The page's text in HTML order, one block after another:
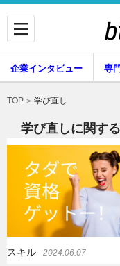
企業インタビュー
副業
企業インタビュー 専
暮らし エンタメ
TOP 学び直し
学び直しに関す
スキル 2024.06.07